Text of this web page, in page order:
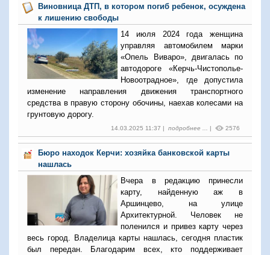
Виновница ДТП, в котором погиб ребенок, осуждена
к лишению свободы
14 июля 2024 года женщина
управляя автомобилем марки
«Опель Виваро», двигалась по
автодороге «Керчь-Чистополье-
Новоотрадное», где допустила
изменение направления движения транспортного
средства в правую сторону обочины, наехав колесами на
грунтовую дорогу.
14.03.2025 11:37 | подробнее ... | 2576
Бюро находок Керчи: хозяйка банковской карты
нашлась
Вчера в редакцию принесли
карту, найденную аж в
Аршинцево, на улице
Архитектурной. Человек не
поленился и привез карту через
весь город. Владелица карты нашлась, сегодня пластик
был передан. Благодарим всех, кто поддерживает